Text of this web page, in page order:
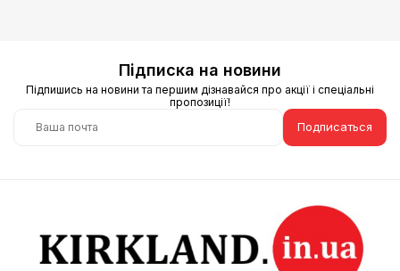
Підписка на новини
Підпишись на новини та першим дізнавайся про акції і спеціальні
пропозиції!
Подписаться